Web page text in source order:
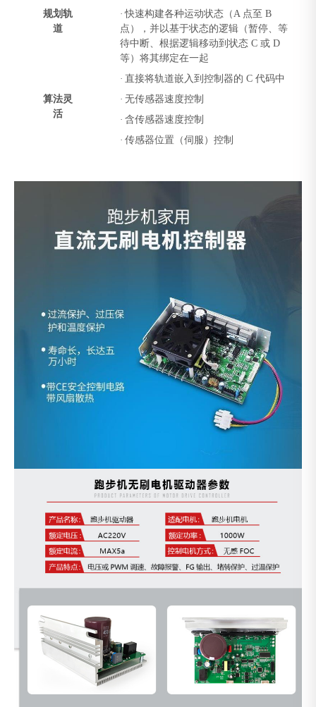
规划轨
道
·快速构建各种运动状态（A 点至 B
点），并以基于状态的逻辑（暂停、等
待中断、根据逻辑移动到状态 C 或 D
等）将其绑定在一起
· 直接将轨道嵌入到控制器的 C 代码中
算法灵
活
· 无传感器速度控制
· 含传感器速度控制
· 传感器位置（伺服）控制